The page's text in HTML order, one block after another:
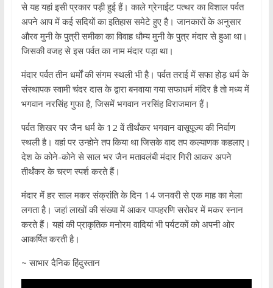
से यह यहां इसी प्रकार पड़ी हुई हैं। काले ग्रेनाईट पत्थर का विशाल पर्वत
अपने आप में कई सदियों का इतिहास समेटे हुए है। जानकारों के अनुसार
औरव मुनी के पुत्री समीका का विवाह धौम्य मुनी के पुत्र मंदार से हुआ था।
जिसकी वजह से इस पर्वत का नाम मंदार पड़ा था।
मंदार पर्वत तीन धर्मों की संगम स्थली भी है। पर्वत तराई में सफा होड़ धर्म के
संस्थापक स्वामी चंदर दास के द्वारा बनवाया गया सफाधर्म मंदिर है तो मध्य में
भगवान नरसिंह गुफा है, जिसमें भगवान नरसिंह विराजमान हैं।
पर्वत शिखर पर जैन धर्म के 12 वें तीर्थंकर भगवान वासूपूज्य की निर्वाण
स्थली है। वहां पर उन्होने तप किया था जिसके वाद तप कल्याणक कहलाए।
देश के कोने-कोने से साल भर जैन मतावलंबी मंदार गिरी आकर अपने
तीर्थंकर के चरण स्पर्श करते हैं।
मंदार में हर साल मकर संक्रांति के दिन 14 जनवरी से एक माह का मेला
लगता है। जहां लाखों की संख्या में आकर पापहरणि सरोवर में मकर स्नान
करते हैं। यहां की प्राकृतिक मनोरम वादियां भी पर्यटकों को अपनी ओर
आकर्षित करती है।
~ साभार दैनिक हिंदुस्तान